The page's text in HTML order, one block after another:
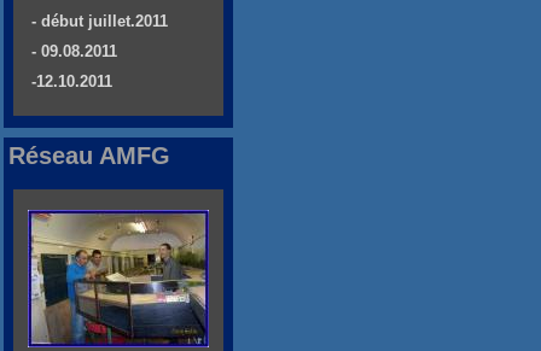
- début juillet.2011
- 09.08.2011
-12.10.2011
Réseau AMFG